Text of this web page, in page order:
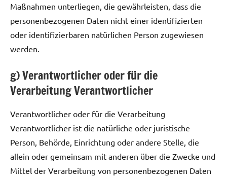
Maßnahmen unterliegen, die gewährleisten, dass die
personenbezogenen Daten nicht einer identifizierten
oder identifizierbaren natürlichen Person zugewiesen
werden.
g) Verantwortlicher oder für die
Verarbeitung Verantwortlicher
Verantwortlicher oder für die Verarbeitung
Verantwortlicher ist die natürliche oder juristische
Person, Behörde, Einrichtung oder andere Stelle, die
allein oder gemeinsam mit anderen über die Zwecke und
Mittel der Verarbeitung von personenbezogenen Daten